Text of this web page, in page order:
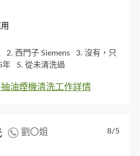
2. 西門子 Siemens
3. 沒有，只
年 5. 從未清洗過
油煙機清洗工作詳情
劉〇姐 8/5